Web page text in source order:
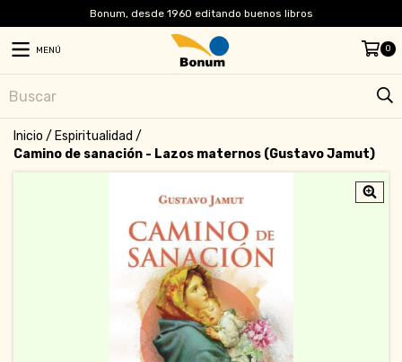
Bonum, desde 1960 editando buenos libros
MENÚ 0
Inicio / Espiritualidad /
Camino de sanación - Lazos maternos (Gustavo Jamut)